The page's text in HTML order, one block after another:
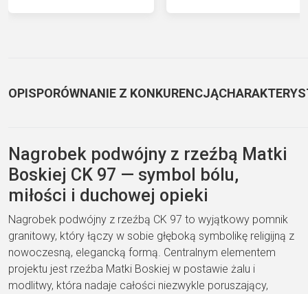
OPISPORÓWNANIE Z KONKURENCJĄ
Nagrobek podwójny z rzeźbą Matki
Boskiej CK 97 — symbol bólu,
miłości i duchowej opieki
Nagrobek podwójny z rzeźbą CK 97 to wyjątkowy pomnik
granitowy, który łączy w sobie głęboką symbolikę religijną z
nowoczesną, elegancką formą. Centralnym elementem
projektu jest rzeźba Matki Boskiej w postawie żalu i
modlitwy, która nadaje całości niezwykle poruszający,